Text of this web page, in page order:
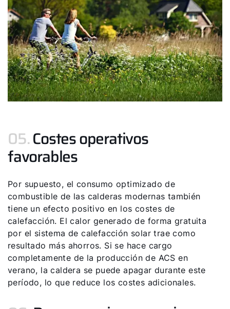
05.Costes operativos
favorables
Por supuesto, el consumo optimizado de
combustible de las calderas modernas también
tiene un efecto positivo en los costes de
calefacción. El calor generado de forma gratuita
por el sistema de calefacción solar trae como
resultado más ahorros. Si se hace cargo
completamente de la producción de ACS en
verano, la caldera se puede apagar durante este
período, lo que reduce los costes adicionales.